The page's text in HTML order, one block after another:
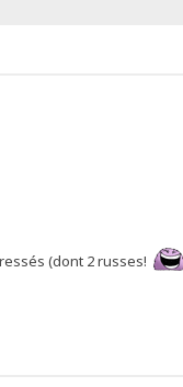
(dont 2 russes!